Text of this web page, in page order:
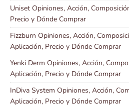
Uniset Opiniones, Acción,
Precio y Dónde Comprar
Fizzburn Opiniones, Acción,
Aplicación, Precio y Dónde Comprar
Yenki Derm Opiniones, Acción,
Aplicación, Precio y Dónde Comprar
InDiva System Opiniones, Acción,
Aplicación, Precio y Dónde Comprar